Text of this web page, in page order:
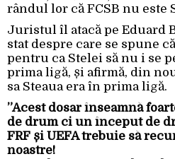
rândul lor că FCSB nu este
Juristul îl atacă pe Eduard
stat despre care se spune
pentru ca Stelei să nu i se
prima ligă, și afirmă, din
sa Steaua era în prima ligă.
”Acest dosar înseamnă
de drum ci un început de
FRF și UEFA trebuie să
noastre!